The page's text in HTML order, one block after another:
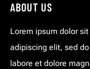
ABOUT US
Lorem ipsum dolor
adipiscing elit, sed
labore et dolore